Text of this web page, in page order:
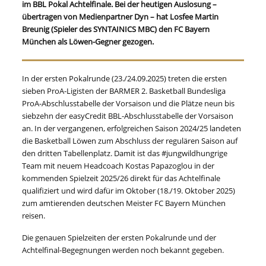
im BBL Pokal Achtelfinale. Bei der heutigen Auslosung –
übertragen von Medienpartner Dyn – hat Losfee Martin
Breunig (Spieler des SYNTAINICS MBC) den FC Bayern
München als Löwen-Gegner gezogen.
In der ersten Pokalrunde (23./24.09.2025) treten die ersten
sieben ProA-Ligisten der BARMER 2. Basketball Bundesliga
ProA-Abschlusstabelle der Vorsaison und die Plätze neun bis
siebzehn der easyCredit BBL-Abschlusstabelle der Vorsaison
an. In der vergangenen, erfolgreichen Saison 2024/25 landeten
die Basketball Löwen zum Abschluss der regulären Saison auf
den dritten Tabellenplatz. Damit ist das #jungwildhungrige
Team mit neuem Headcoach Kostas Papazoglou in der
kommenden Spielzeit 2025/26 direkt für das Achtelfinale
qualifiziert und wird dafür im Oktober (18./19. Oktober 2025)
zum amtierenden deutschen Meister FC Bayern München
reisen.
Die genauen Spielzeiten der ersten Pokalrunde und der
Achtelfinal-Begegnungen werden noch bekannt gegeben.